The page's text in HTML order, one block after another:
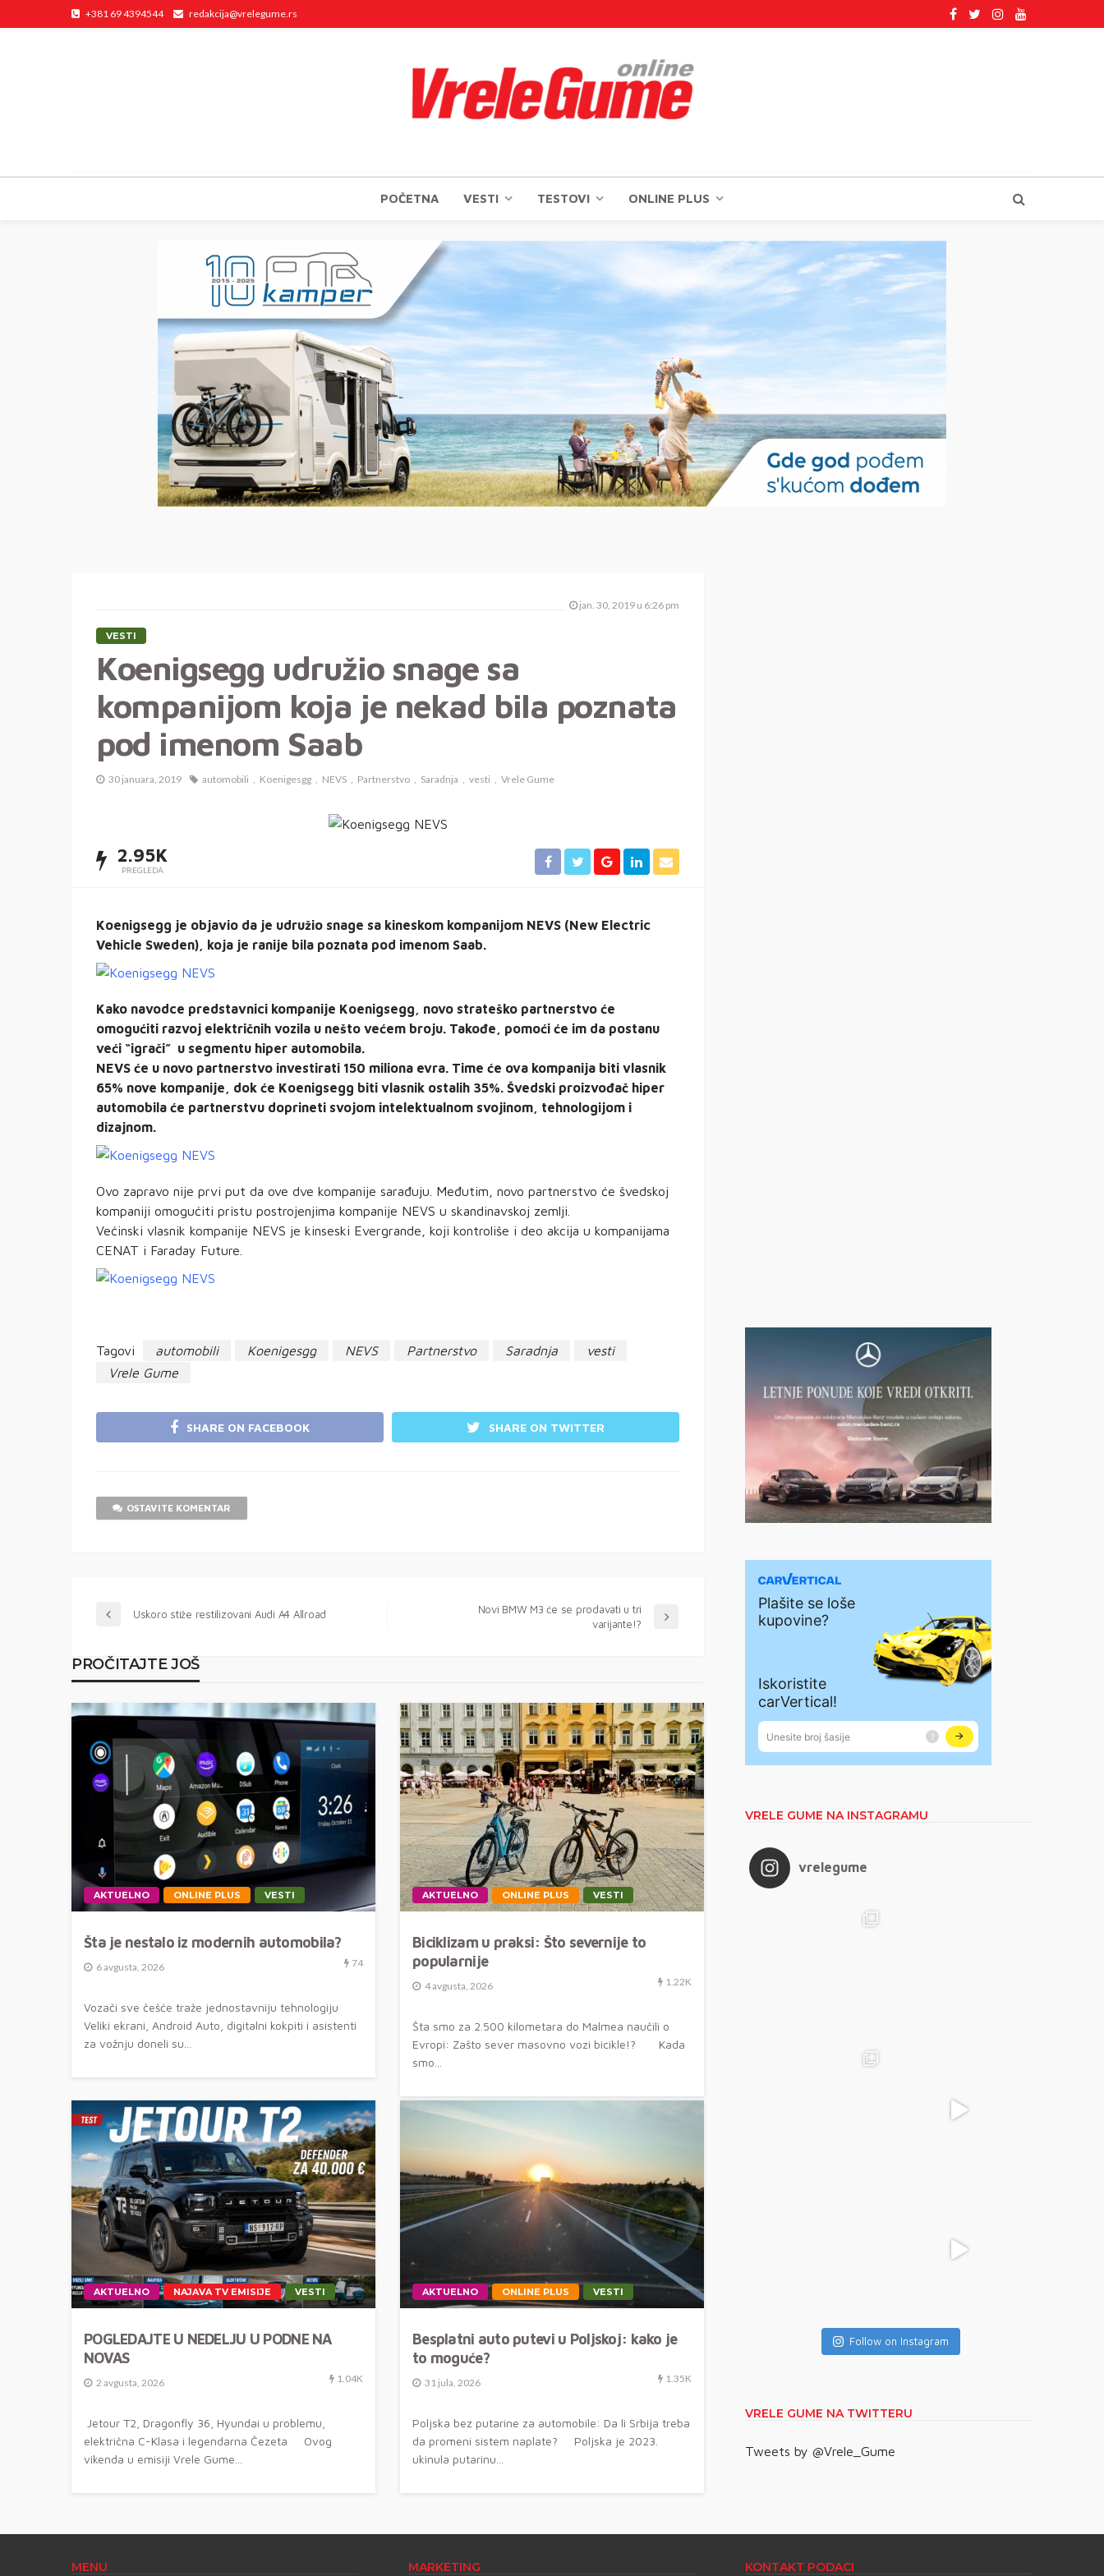
+381 69 4394544 redakcija@vrelegume.rs
POČETNA VESTI TESTOVI ONLINE PLUS
jan. 30, 2019 u 6:26 pm
VESTI
Koenigsegg udružio snage sa
kompanijom koja je nekad bila poznata
pod imenom Saab
30 januara, 2019 automobili Koenigesgg NEVS Partnerstvo Saradnja vesti Vrele Gume
2.95K
PREGLEDA
Koenigsegg je objavio da je udružio snage sa kineskom kompanijom NEVS (New Electric
Vehicle Sweden), koja je ranije bila poznata pod imenom Saab.
Kako navodce predstavnici kompanije Koenigsegg, novo strateško partnerstvo će
omogućiti razvoj električnih vozila u nešto većem broju. Takođe, pomoći će im da postanu
veći “igrači” u segmentu hiper automobila.
NEVS će u novo partnerstvo investirati 150 miliona evra. Time će ova kompanija biti vlasnik
65% nove kompanije, dok će Koenigsegg biti vlasnik ostalih 35%. Švedski proizvođač hiper
automobila će partnerstvu doprineti svojom intelektualnom svojinom, tehnologijom i
dizajnom.
Ovo zapravo nije prvi put da ove dve kompanije sarađuju. Međutim, novo partnerstvo će švedskoj
kompaniji omogućiti pristu postrojenjima kompanije NEVS u skandinavskoj zemlji.
Većinski vlasnik kompanije NEVS je kinseski Evergrande, koji kontroliše i deo akcija u kompanijama
CENAT i Faraday Future.
Tagovi automobili Koenigesgg NEVS Partnerstvo Saradnja
vesti
Vrele Gume
SHARE ON FACEBOOK SHARE ON TWITTER
OSTAVITE KOMENTAR
Uskoro stiže restilizovani Audi A4 Allroad
Novi BMW M3 će se prodavati u tri
varijante!?
PROČITAJTE JOŠ
AKTUELNO ONLINE PLUS VESTI
Šta je nestalo iz modernih automobila?
6 avgusta, 2026 74
Vozači sve češće traže jednostavniju tehnologiju
Veliki ekrani, Android Auto, digitalni kokpiti i asistenti
za vožnju doneli su...
AKTUELNO ONLINE PLUS VESTI
Biciklizam u praksi: Što severnije to
popularnije
4 avgusta, 2026 1.22K
Šta smo za 2.500 kilometara do Malmea naučili o
Evropi: Zašto sever masovno vozi bicikle!? Kada
smo...
AKTUELNO NAJAVA TV EMISIJE VESTI
POGLEDAJTE U NEDELJU U PODNE NA
NOVAS
2 avgusta, 2026 1.04K
Jetour T2, Dragonfly 36, Hyundai u problemu,
električna C-Klasa i legendarna Čezeta Ovog
vikenda u emisiji Vrele Gume...
AKTUELNO ONLINE PLUS VESTI
Besplatni auto putevi u Poljskoj: kako je
to moguće?
31 jula, 2026 1.35K
Poljska bez putarine za automobile: Da li Srbija treba
da promeni sistem naplate? Poljska je 2023.
ukinula putarinu...
VRELE GUME NA INSTAGRAMU
vrelegume
Follow on Instagram
VRELE GUME NA TWITTERU
Tweets by @Vrele_Gume
MENU MARKETING KONTAKT PODACI